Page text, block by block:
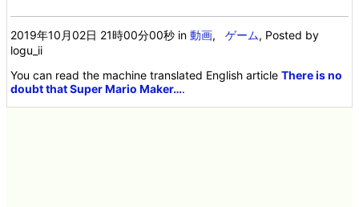
2019年10月02日 21時00分00秒 in動画,ゲーム, Posted by
logu_ii
You can read the machine translated English articleThere is no
doubt that Super Mario Maker….